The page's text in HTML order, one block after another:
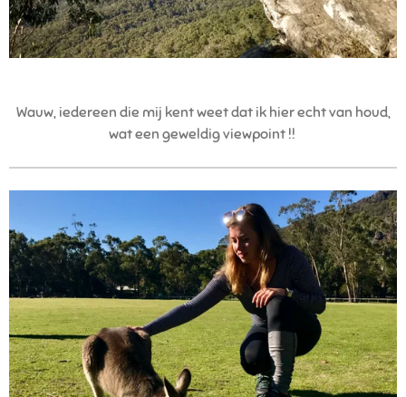
Wauw, iedereen die mij kent weet dat ik hier echt van houd,
wat een geweldig viewpoint !!